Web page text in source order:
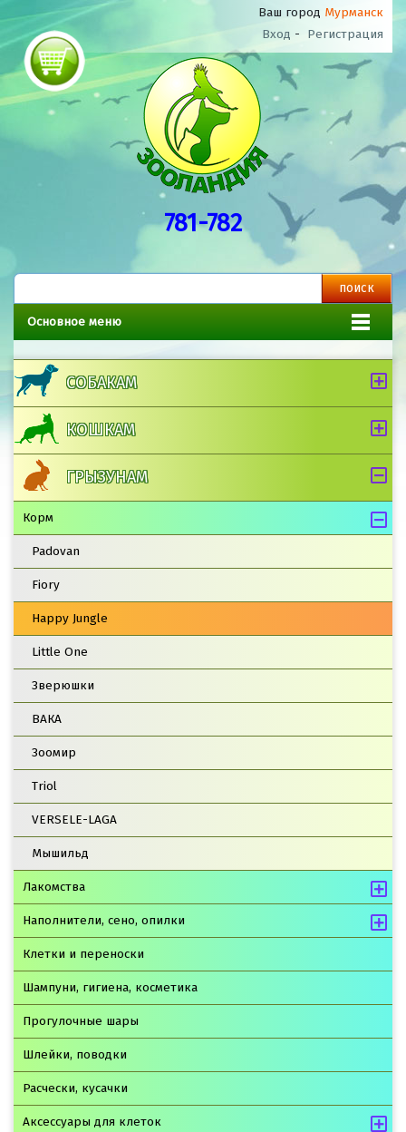
Ваш город Мурманск
Вход - Регистрация
781-782
Основное меню
СОБАКАМ
КОШКАМ
ГРЫЗУНАМ
Корм
Padovan
Fiory
Happy Jungle
Little One
Зверюшки
ВАКА
Зоомир
Triol
VERSELE-LAGA
Мышильд
Лакомства
Наполнители, сено, опилки
Клетки и переноски
Шампуни, гигиена, косметика
Прогулочные шары
Шлейки, поводки
Расчески, кусачки
Аксессуары для клеток